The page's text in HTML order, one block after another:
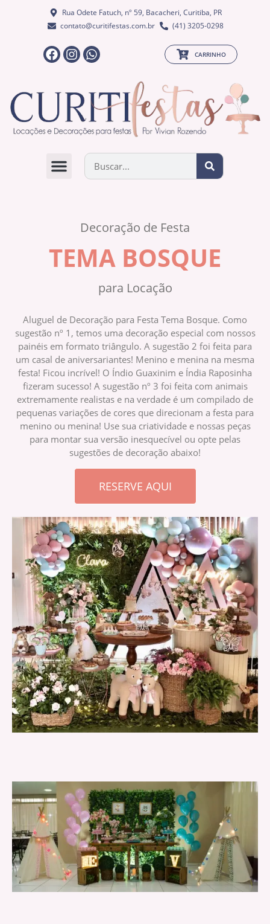
Rua Odete Fatuch, nº 59, Bacacheri, Curitiba, PR
contato@curitifestas.com.br
(41) 3205-0298
CARRINHO
Decoração de Festa
TEMA BOSQUE
para Locação
Aluguel de Decoração para Festa Tema Bosque. Como
sugestão nº 1, temos uma decoração especial com nossos
painéis em formato triângulo. A sugestão 2 foi feita para
um casal de aniversariantes! Menino e menina na mesma
festa! Ficou incrível! O Índio Guaxinim e Índia Raposinha
fizeram sucesso! A sugestão nº 3 foi feita com animais
extremamente realistas e na verdade é um compilado de
pequenas variações de cores que direcionam a festa para
menino ou menina! Use sua criatividade e nossas peças
para montar sua versão inesquecível ou opte pelas
sugestões de decoração abaixo!
RESERVE AQUI